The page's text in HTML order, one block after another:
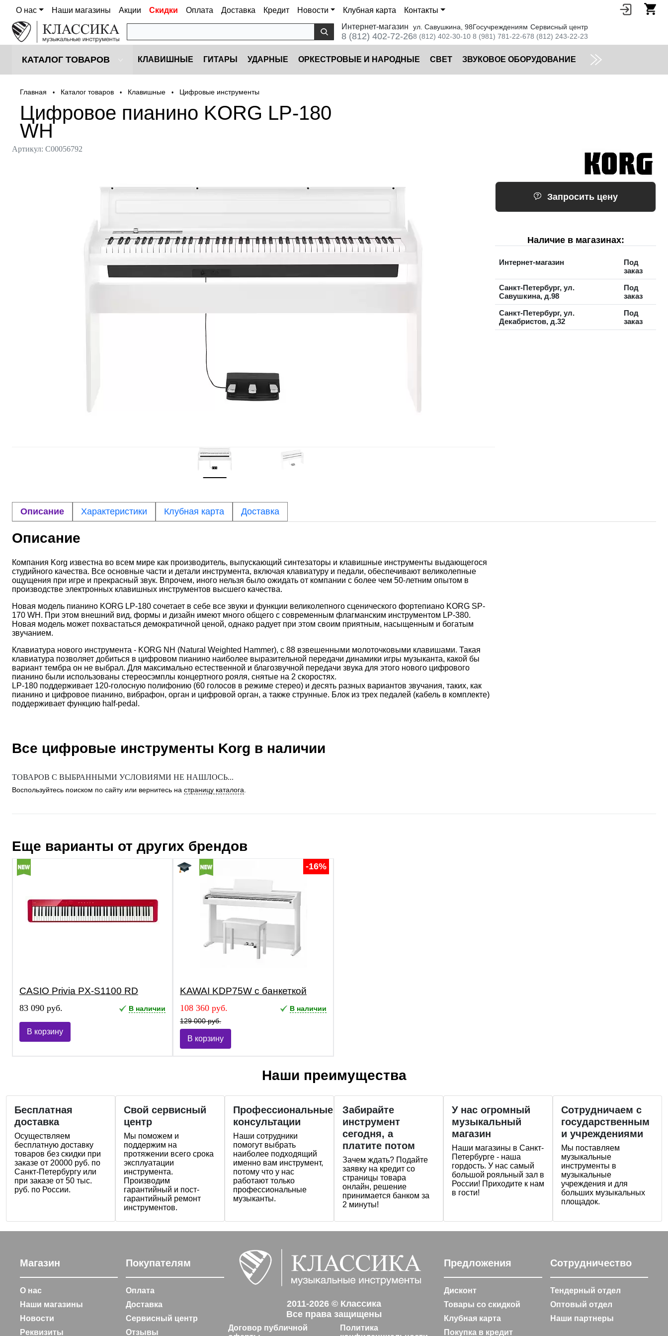
О нас Наши магазины Акции Скидки Оплата Доставка Кредит Новости Клубная карта
Контакты
Интернет-магазин
8 (812) 402-72-26
ул. Савушкина, 98
8 (812) 402-30-10
Госучреждениям
8 (981) 781-22-67
Сервисный центр
8 (812) 243-22-23
КАТАЛОГ ТОВАРОВ КЛАВИШНЫЕ ГИТАРЫ УДАРНЫЕ ОРКЕСТРОВЫЕ И НАРОДНЫЕ CВЕТ ЗВУКОВОЕ ОБОРУДОВАНИЕ
Главная • Каталог товаров • Клавишные • Цифровые инструменты
Цифровое пианино KORG LP-180
WH
Артикул: С00056792
Запросить цену
Наличие в магазинах:
Интернет-магазин
Под
заказ
Санкт-Петербург, ул.
Савушкина, д.98
Под
заказ
Санкт-Петербург, ул.
Декабристов, д.32
Под
заказ
Описание Характеристики Клубная карта Доставка
Описание
Компания Korg известна во всем мире как производитель, выпускающий синтезаторы и клавишные инструменты выдающегося
студийного качества. Все основные части и детали инструмента, включая клавиатуру и педали, обеспечивают великолепные
ощущения при игре и прекрасный звук. Впрочем, иного нельзя было ожидать от компании с более чем 50-летним опытом в
производстве электронных клавишных инструментов высшего качества.
Новая модель пианино KORG LP-180 сочетает в себе все звуки и функции великолепного сценического фортепиано KORG SP-
170 WH. При этом внешний вид, формы и дизайн имеют много общего с современным флагманским инструментом LP-380.
Новая модель может похвастаться демократичной ценой, однако радует при этом своим приятным, насыщенным и богатым
звучанием.
Клавиатура нового инструмента - KORG NH (Natural Weighted Hammer), с 88 взвешенными молоточковыми клавишами. Такая
клавиатура позволяет добиться в цифровом пианино наиболее выразительной передачи динамики игры музыканта, какой бы
вариант тембра он не выбрал. Для максимально естественной и благозвучной передачи звука для этого нового цифрового
пианино были использованы стереосэмплы концертного рояля, снятые на 2 скоростях.
LP-180 поддерживает 120-голосную полифонию (60 голосов в режиме стерео) и десять разных вариантов звучания, таких, как
пианино и цифровое пианино, вибрафон, орган и цифровой орган, а также струнные. Блок из трех педалей (кабель в комплекте)
поддерживает функцию half-pedal.
Все цифровые инструменты Korg в наличии
ТОВАРОВ С ВЫБРАННЫМИ УСЛОВИЯМИ НЕ НАШЛОСЬ...
Воспользуйтесь поиском по сайту или вернитесь на страницу каталога
Еще варианты от других брендов
CASIO Privia PX-S1100 RD
83 090 руб. В наличии
В корзину
-16%
KAWAI KDP75W с банкеткой
108 360 руб.
129 000 руб.
В наличии
В корзину
Наши преимущества
Бесплатная
доставка
Осуществляем
бесплатную доставку
товаров без скидки при
заказе от 20000 руб. по
Санкт-Петербургу или
при заказе от 50 тыс.
руб. по России.
Свой сервисный
центр
Мы поможем и
поддержим на
протяжении всего срока
эксплуатации
инструмента.
Производим
гарантийный и пост-
гарантийный ремонт
инструментов.
Профессиональные
консультации
Наши сотрудники
помогут выбрать
наиболее подходящий
именно вам инструмент,
потому что у нас
работают только
профессиональные
музыканты.
Забирайте
инструмент
сегодня, а
платите потом
Зачем ждать? Подайте
заявку на кредит со
страницы товара
онлайн, решение
принимается банком за
2 минуты!
У нас огромный
музыкальный
магазин
Наши магазины в Санкт-
Петербурге - наша
гордость. У нас самый
большой рояльный зал в
России! Приходите к нам
в гости!
Сотрудничаем с
государственным
и учреждениями
Мы поставляем
музыкальные
инструменты в
музыкальные
учреждения и для
больших музыкальных
площадок.
Магазин
О нас
Наши магазины
Новости
Реквизиты
Покупателям
Оплата
Доставка
Сервисный центр
Отзывы
2011-2026 © Классика
Все права защищены
Договор публичной
Политика
Предложения
Дисконт
Товары со скидкой
Клубная карта
Покупка в кредит
Сотрудничество
Тендерный отдел
Оптовый отдел
Наши партнеры